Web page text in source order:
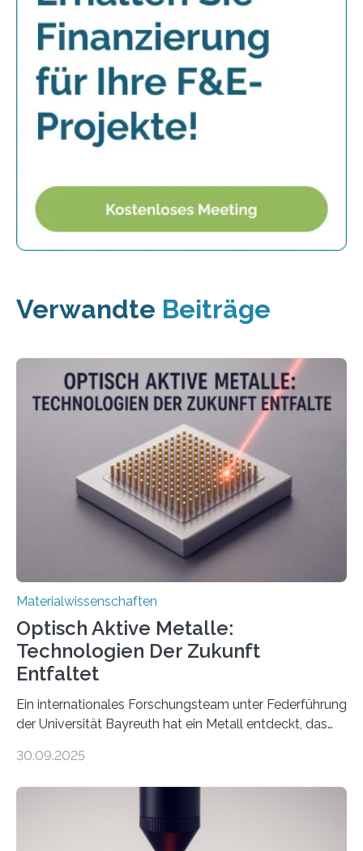
Verwandte Beiträge
Materialwissenschaften
Optisch Aktive Metalle:
Technologien Der Zukunft
Entfaltet
Ein internationales Forschungsteam unter Federführung
der Universität Bayreuth hat ein Metall entdeckt, das
Dadurch ist es in der Lage, eine sogenannte zweite
Nichtmetallen vorkommt und insbesondere für
Sensorik und Elektrotechnik von Interesse ist. Über ihre
30.09.2025